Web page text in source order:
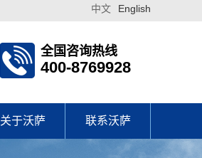
English
中文
全国咨询热线
400-8769928
关于沃萨 联系沃萨